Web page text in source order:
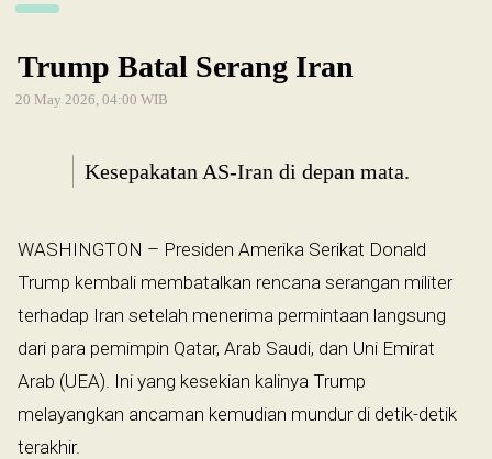
Trump Batal Serang Iran
20 May 2026, 04:00 WIB
Kesepakatan AS-Iran di depan mata.
WASHINGTON – Presiden Amerika Serikat Donald
Trump kembali membatalkan rencana serangan militer
terhadap Iran setelah menerima permintaan langsung
dari para pemimpin Qatar, Arab Saudi, dan Uni Emirat
Arab (UEA). Ini yang kesekian kalinya Trump
melayangkan ancaman kemudian mundur di detik-detik
terakhir.